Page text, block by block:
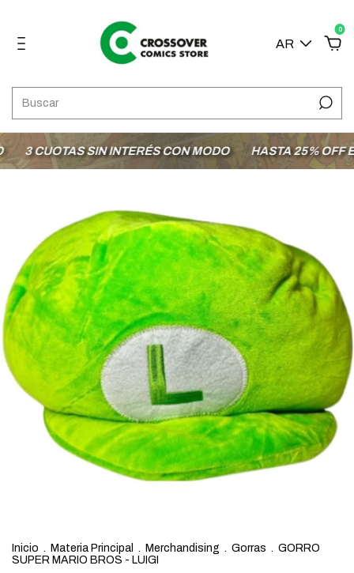
AR
0
3 CUOTAS SIN INTERÉS CON MODO HASTA 25% OFF EN
Inicio . Materia Principal . Merchandising . Gorras . GORRO
SUPER MARIO BROS - LUIGI